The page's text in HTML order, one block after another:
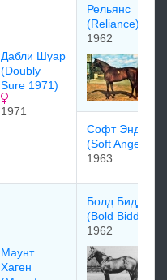
Дабли Шуар
(Doubly
Sure 1971)
1971
Рельянс
(Reliance)
1962
Coфт Энджелc
(Soft Angels)
1963
Мaунт
Xaген
Болд Биддер
(Bold Bidder)
1962